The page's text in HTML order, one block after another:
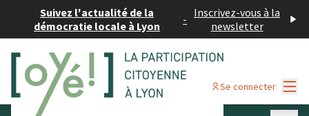
Suivez l'actualité de la
démocratie locale à Lyon
- Inscrivez-vous à la
newsletter
Se connecter